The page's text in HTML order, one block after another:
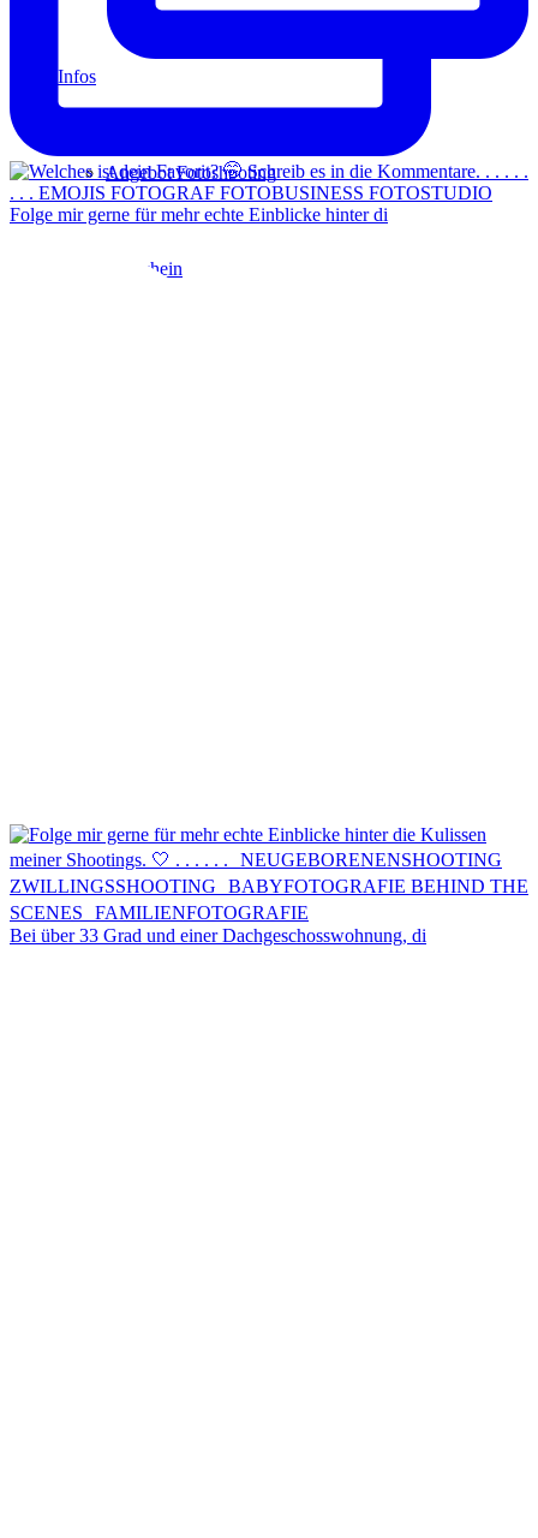
Infos
Angebot Fotoshooting
Gutschein
Folge mir gerne für mehr echte Einblicke hinter di
Bei über 33 Grad und einer Dachgeschosswohnung, di